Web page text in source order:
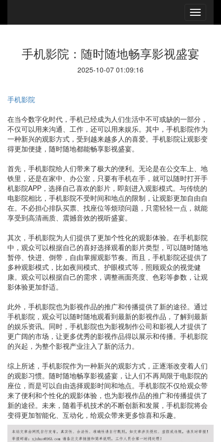
手机影院：随时随地畅享影视盛宴
2025-10-07 01:09:16
手机影院
在当今数字化时代，手机已经成为人们生活中不可或缺的一部分，
不仅可以用来沟通、工作，还可以用来娱乐。其中，手机影院作为
一种新兴的观影方式，受到越来越多人的喜爱。手机影院让观影变
得更加便捷，随时随地都能畅享影视盛宴。
首先，手机影院给人们带来了极大的便利。无论是在公交车上、地
铁里，还是在家中、办公室，只要有手机在手，就可以随时打开手
机影院APP，选择自己喜欢的影片，即刻进入观影模式。与传统的
电影院相比，手机影院不受时间和地点的限制，让观影更加自由自
在。不必担心排队买票、找座位等烦琐问题，只需轻轻一点，就能
享受到高清画质、震撼音效的视听盛宴。
其次，手机影院为人们提供了更加个性化的观影体验。在手机影院
中，观众可以根据自己的喜好选择观看的影片类型，可以随时随地
暂停、快进、倒带，自由掌握观影节奏。而且，手机影院还提供了
多种观影模式，比如夜间模式、护眼模式等，照顾观众的视觉健
康。观众可以根据自己的需求，调整画面亮度、色彩等参数，让观
影体验更加舒适。
此外，手机影院也为影视作品的推广和传播提供了新的途径。通过
手机影院，观众可以随时随地观看到最新的影视作品，了解到最新
的娱乐资讯。同时，手机影院也为影视制作公司和影视人才提供了
更广阔的市场，让更多优秀的影视作品得以展示和传播。手机影院
的兴起，为整个影视产业注入了新的活力。
综上所述，手机影院作为一种新兴的观影方式，正逐渐改变着人们
的观影习惯。随时随地畅享影视盛宴，让人们不再局限于电影院的
座位，而是可以自由选择观影时间和地点。手机影院不仅给观众带
来了便利和个性化的观影体验，也为影视作品的推广和传播提供了
新的途径。未来，随着手机技术的不断创新和发展，手机影院将会
变得更加智能化、互动化，给观众带来更多惊喜和乐趣。